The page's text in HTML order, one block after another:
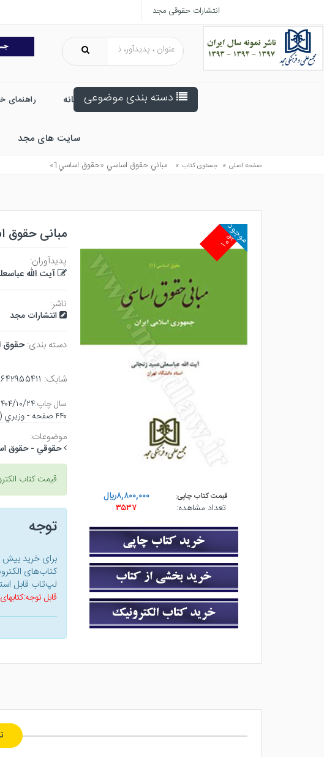
انتشارات حقوقی مجد
دسته بندی موضوعی خانه راهنمای
سایت های مجد
صفحه اصلی » جستوی کتاب » مباني حقوق اساسي «حقوق اساسي1»
۱۰%
موجود
قیمت کتاب چاپی:
۸,۸۰۰,۰۰۰ريال
تعداد مشاهده:
۳۵۳۷
مبانی حقوق
پدیدآوران:
آیت الله
ناشر:
انتشارات مجد
دسته بندی:حقوق
شابک:
سال چاپ:۱۴۰۴/۱۰/
۴۴۰ صفحه - وزيري (شوميز) - چاپ ۲
موضوعات:
حقوقي - حقوق
قیمت کتاب
توجه
برای خرید
کتاب‌های
لپ‌تاب قابل
قابل